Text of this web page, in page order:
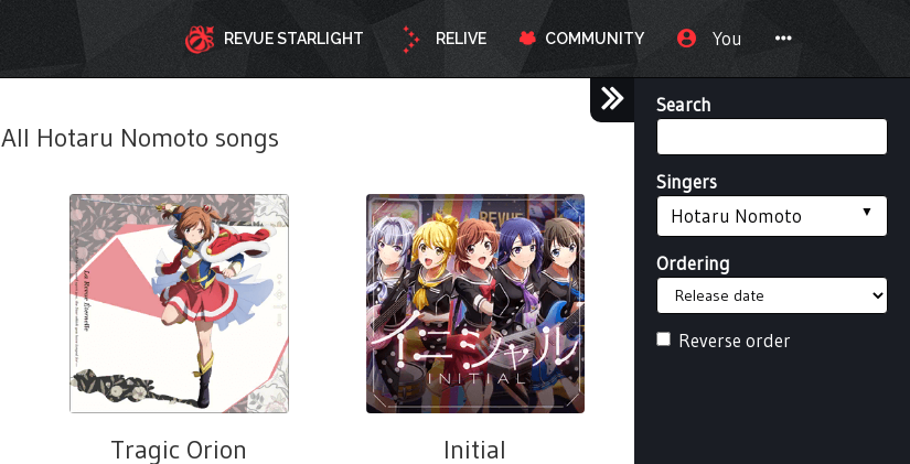
REVUE STARLIGHT RELIVE COMMUNITY You
Search
Singers
Hotaru Nomoto
Ordering
Reverse order
All Hotaru Nomoto songs
Tragic Orion Initial